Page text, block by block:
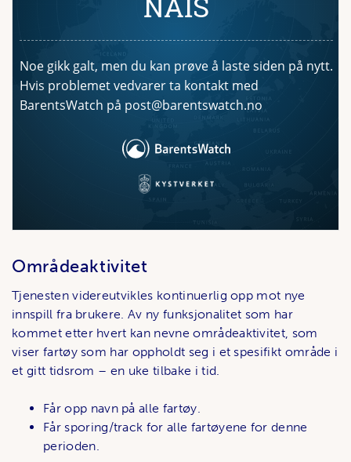
Områdeaktivitet
Tjenesten videreutvikles kontinuerlig opp mot nye
innspill fra brukere. Av ny funksjonalitet som har
kommet etter hvert kan nevne områdeaktivitet, som
viser fartøy som har oppholdt seg i et spesifikt område i
et gitt tidsrom – en uke tilbake i tid.
Får opp navn på alle fartøy.
Får sporing/track for alle fartøyene for denne
perioden.